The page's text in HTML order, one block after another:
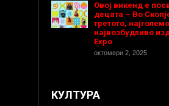
Овој викенд е
децата – Во
третото,
највозбудливо
Expo
октомври 2, 2025
КУЛТУРА